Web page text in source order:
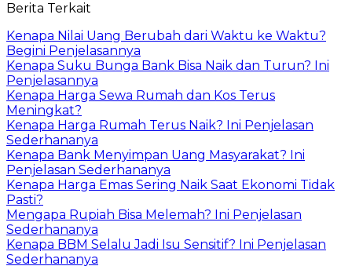
Berita Terkait
Kenapa Nilai Uang Berubah dari Waktu ke Waktu?
Begini Penjelasannya
Kenapa Suku Bunga Bank Bisa Naik dan Turun? Ini
Penjelasannya
Kenapa Harga Sewa Rumah dan Kos Terus
Meningkat?
Kenapa Harga Rumah Terus Naik? Ini Penjelasan
Sederhananya
Kenapa Bank Menyimpan Uang Masyarakat? Ini
Penjelasan Sederhananya
Kenapa Harga Emas Sering Naik Saat Ekonomi Tidak
Pasti?
Mengapa Rupiah Bisa Melemah? Ini Penjelasan
Sederhananya
Kenapa BBM Selalu Jadi Isu Sensitif? Ini Penjelasan
Sederhananya